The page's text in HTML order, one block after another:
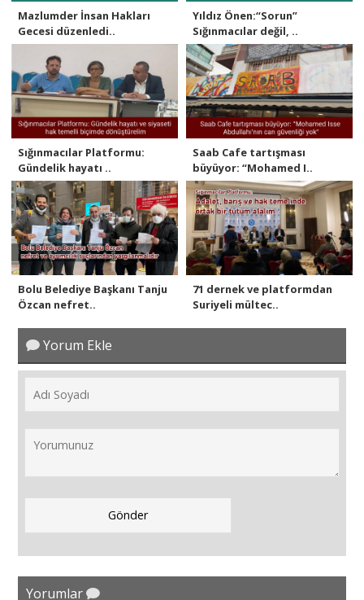
Mazlumder İnsan Hakları
Gecesi düzenledi..
Yıldız Önen:“Sorun”
Sığınmacılar değil, ..
Sığınmacılar Platformu:
Gündelik hayatı ..
Saab Cafe tartışması
büyüyor: “Mohamed I..
Bolu Belediye Başkanı Tanju
Özcan nefret..
71 dernek ve platformdan
Suriyeli mültec..
Yorum Ekle
Yorumlar